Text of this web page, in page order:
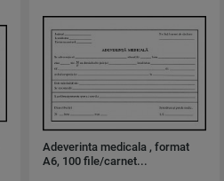
Adeverinta medicala , format
A6, 100 file/carnet...